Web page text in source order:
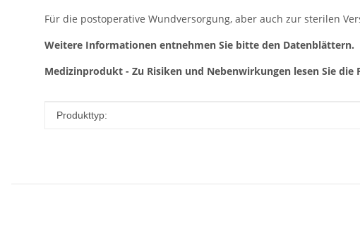
Für die postoperative Wundversorgung, aber auch zur sterilen
Weitere Informationen entnehmen Sie bitte den Datenblättern.
Medizinprodukt - Zu Risiken und Nebenwirkungen lesen Sie
Produkteigenschaft
Wert
Produkttyp: